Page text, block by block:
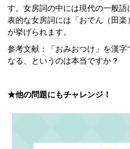
す。女房詞の中には現代の一般
表的な女房詞には「おでん（田楽
が挙げられます。
参考文献：「おみおつけ」を漢字
なる、というのは本当ですか？
★他の問題にもチャレンジ！